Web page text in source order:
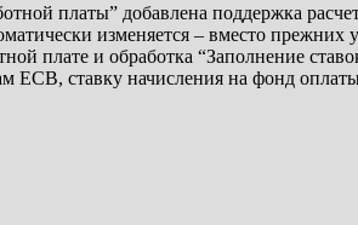
платы” добавлена поддержка
изменяется – вместо
плате и обработка “Заполнение
ЕСВ, ставку начисления на фонд